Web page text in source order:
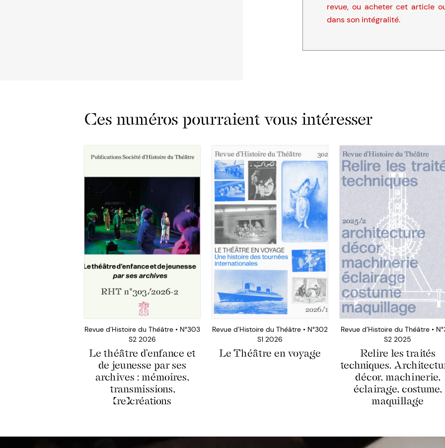
revue, ou acheter cet article
dans son intégralité.
Ces numéros pourraient vous intéresser
Revue d’Histoire du Théâtre • N°303
S2 2026
Le théâtre d’enfance et
de jeunesse par ses
archives : mémoires,
transmissions,
(re)créations
Revue d’Histoire du Théâtre • N°302
S1 2026
Le Théâtre en voyage
Revue d’Histoire du Théâtre •
S2 2025
Relire les traités
techniques.
décor, machinerie,
éclairage, costume,
maquillage